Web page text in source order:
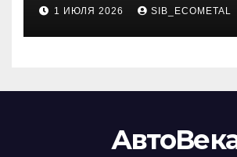
1 ИЮЛЯ 2026 SIB_ECOMETAL